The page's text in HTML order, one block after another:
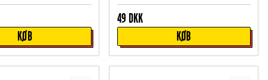
KØB
49 DKK
KØB